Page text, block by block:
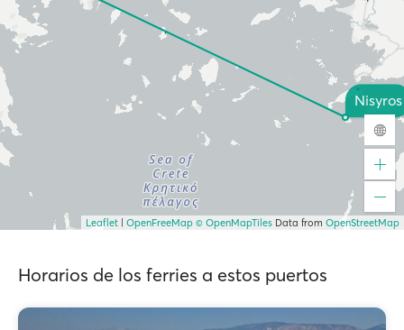
Nisyros
Leaflet OpenFreeMap © OpenMapTiles Data from OpenStreetMap
Horarios de los ferries a estos puertos